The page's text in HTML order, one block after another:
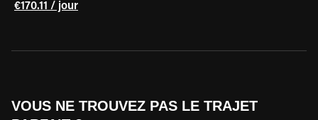
€170.11 / jour
VOUS NE TROUVEZ PAS LE TRAJET